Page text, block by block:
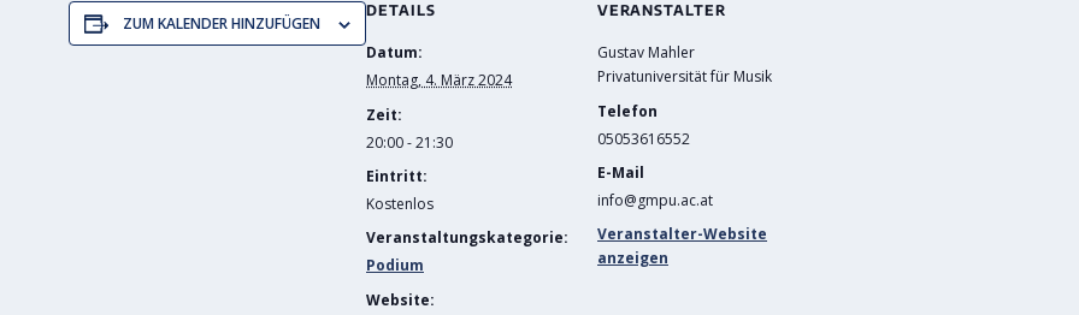
ZUM KALENDER HINZUFÜGEN
DETAILS
Datum:
Montag, 4. März 2024
Zeit:
20:00 - 21:30
Eintritt:
Kostenlos
Veranstaltungskategorie:
Podium
Website:
VERANSTALTER
Gustav Mahler
Privatuniversität für Musik
Telefon
05053616552
E-Mail
info@gmpu.ac.at
Veranstalter-Website
anzeigen